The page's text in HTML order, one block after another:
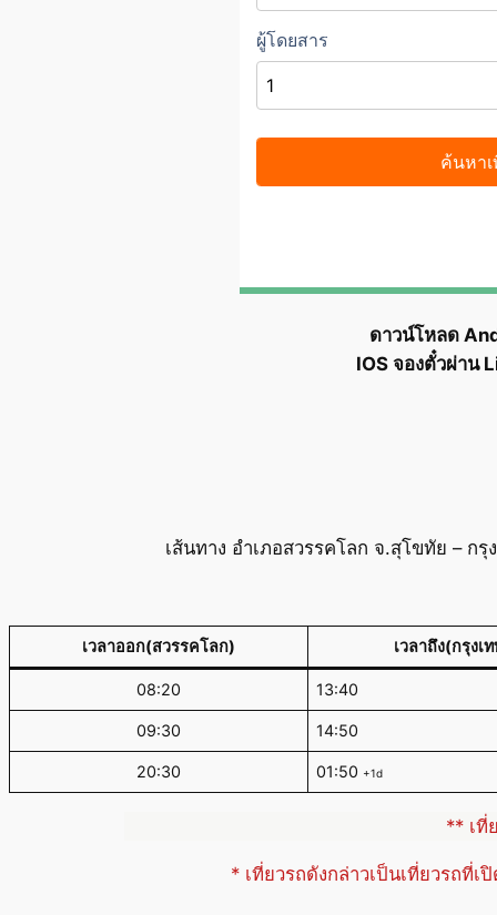
ดาวน์โหลด
IOS จองตั๋วผ่าน
เส้นทาง อำเภอสวรรคโลก จ.สุโขทัย – ก
เวลาออก(สวรรคโลก) เวลาถึง(กรุง
08:20 13:40
09:30 14:50
20:30 01:50 +1d
** เที่
* เที่ยวรถดังกล่าวเป็นเที่ยวรถที่